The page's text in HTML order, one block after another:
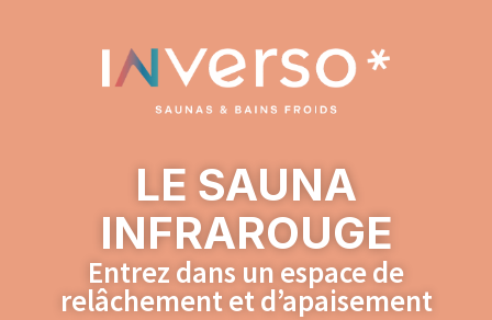
LE SAUNA
INFRAROUGE
Entrez dans un espace de
relâchement et d’apaisement